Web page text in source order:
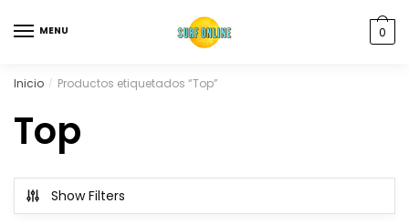
MENU 0
Inicio / Productos etiquetados “Top”
Top
Show Filters